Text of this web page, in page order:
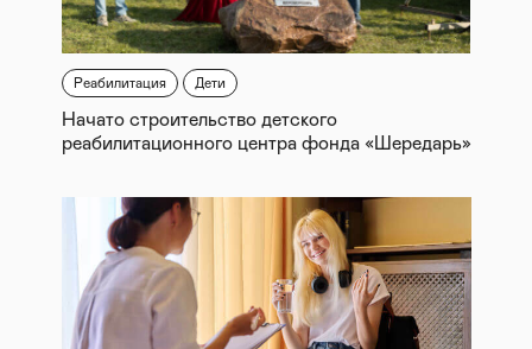
Реабилитация Дети
Начато строительство детского
реабилитационного центра фонда «Шередарь»